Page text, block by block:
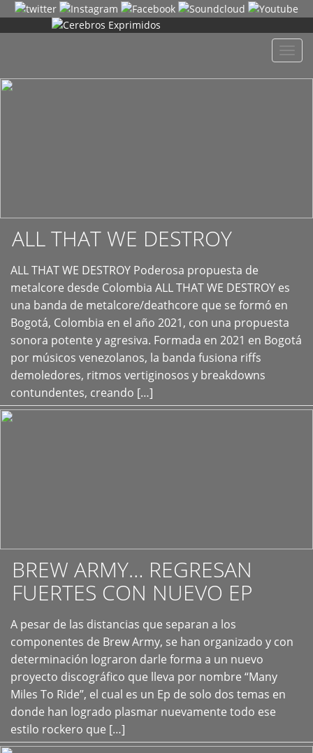
ALL THAT WE DESTROY
ALL THAT WE DESTROY Poderosa propuesta de
metalcore desde Colombia ALL THAT WE DESTROY es
una banda de metalcore/deathcore que se formó en
Bogotá, Colombia en el año 2021, con una propuesta
sonora potente y agresiva. Formada en 2021 en Bogotá
por músicos venezolanos, la banda fusiona riffs
demoledores, ritmos vertiginosos y breakdowns
contundentes, creando […]
+
BREW ARMY… REGRESAN
FUERTES CON NUEVO EP
A pesar de las distancias que separan a los
componentes de Brew Army, se han organizado y con
determinación lograron darle forma a un nuevo
proyecto discográfico que lleva por nombre “Many
Miles To Ride”, el cual es un Ep de solo dos temas en
donde han logrado plasmar nuevamente todo ese
estilo rockero que […]
+